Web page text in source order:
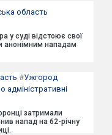
область
у суді відстоює свої
анонімним нападам
#Ужгород
адміністративні
затримали
напад на 62-річну